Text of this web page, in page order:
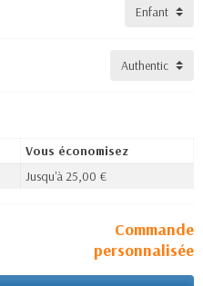
Vous économisez
Jusqu'à 25,00 €
Commande
personnalisée